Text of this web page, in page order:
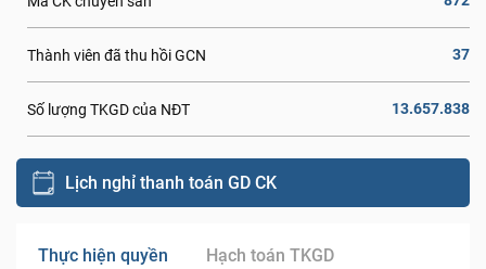
Thành viên đã thu hồi GCN 37
Số lượng TKGD của NĐT 13.657.838
Lịch nghỉ thanh toán GD CK
Thực hiện quyền Hạch toán TKGD